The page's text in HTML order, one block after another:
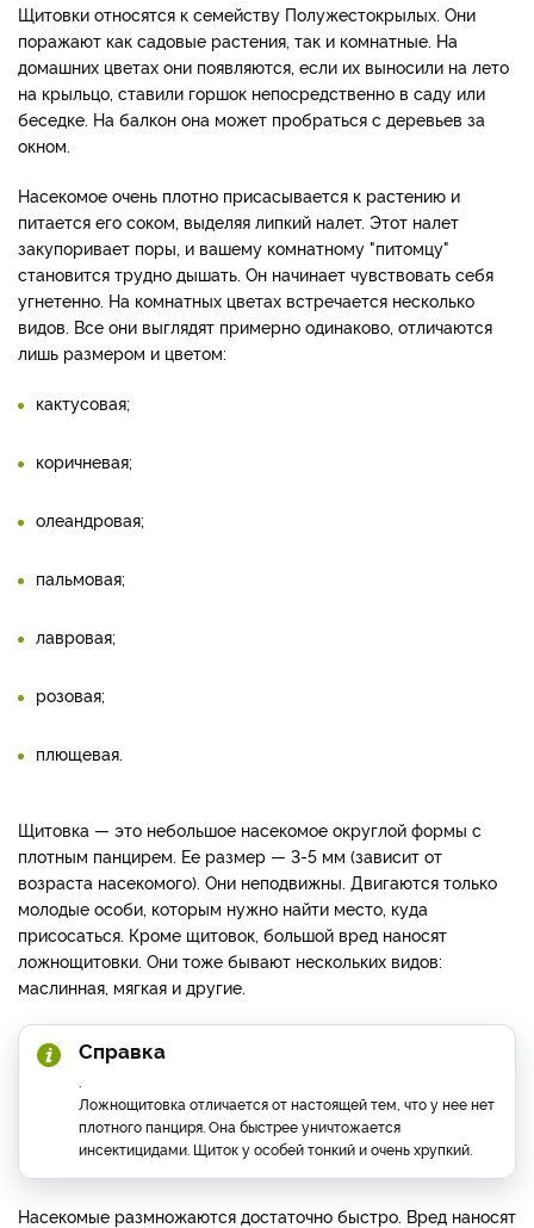
Щитовки относятся к семейству Полужестокрылых. Они
поражают как садовые растения, так и комнатные. На
домашних цветах они появляются, если их выносили на лето
на крыльцо, ставили горшок непосредственно в саду или
беседке. На балкон она может пробраться с деревьев за
окном.
Насекомое очень плотно присасывается к растению и
питается его соком, выделяя липкий налет. Этот налет
закупоривает поры, и вашему комнатному "питомцу"
становится трудно дышать. Он начинает чувствовать себя
угнетенно. На комнатных цветах встречается несколько
видов. Все они выглядят примерно одинаково, отличаются
лишь размером и цветом:
кактусовая;
коричневая;
олеандровая;
пальмовая;
лавровая;
розовая;
плющевая.
Щитовка — это небольшое насекомое округлой формы с
плотным панцирем. Ее размер — 3-5 мм (зависит от
возраста насекомого). Они неподвижны. Двигаются только
молодые особи, которым нужно найти место, куда
присосаться. Кроме щитовок, большой вред наносят
ложнощитовки. Они тоже бывают нескольких видов:
маслинная, мягкая и другие.
Справка
Ложнощитовка отличается от настоящей тем, что у нее нет
плотного панциря. Она быстрее уничтожается
инсектицидами. Щиток у особей тонкий и очень хрупкий.
Насекомые размножаются достаточно быстро. Вред наносят